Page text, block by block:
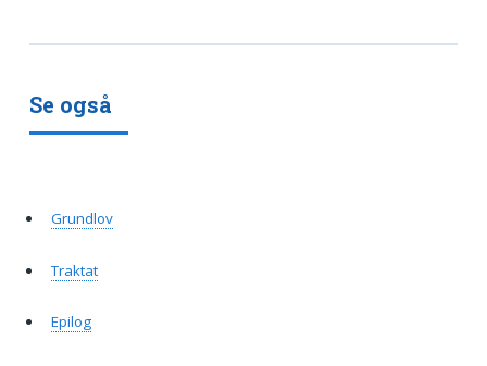
Se også
Grundlov
Traktat
Epilog